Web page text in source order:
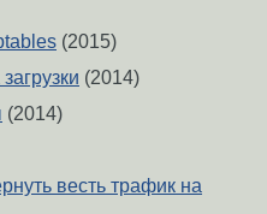
(2015)
(2014)
(2014)
весть трафик на